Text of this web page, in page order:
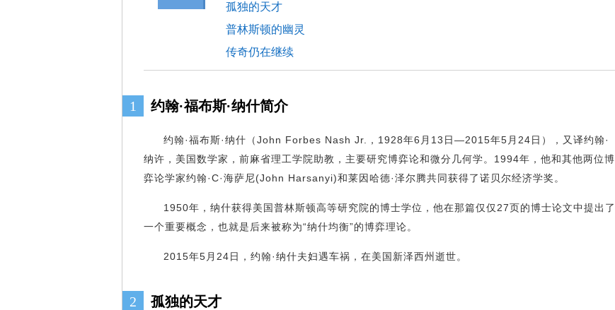
孤独的天才
普林斯顿的幽灵
传奇仍在继续
1 约翰·福布斯·纳什简介
约翰·福布斯·纳什（John Forbes Nash Jr.，1928年6月13日—2015年5月24日），又译约翰·
纳许，美国数学家，前麻省理工学院助教，主要研究博弈论和微分几何学。1994年，他和其他两位博
弈论学家约翰·C·海萨尼(John Harsanyi)和莱因哈德·泽尔腾共同获得了诺贝尔经济学奖。
1950年，纳什获得美国普林斯顿高等研究院的博士学位，他在那篇仅仅27页的博士论文中提出了
一个重要概念，也就是后来被称为“纳什均衡”的博弈理论。
2015年5月24日，约翰·纳什夫妇遇车祸，在美国新泽西州逝世。
2 孤独的天才